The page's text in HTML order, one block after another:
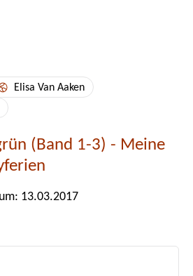
Elisa Van Aaken
(Band 1-3) - Meine
13.03.2017